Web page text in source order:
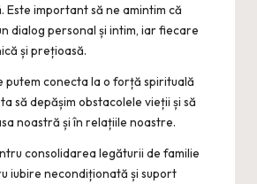
important să ne amintim că
dialog personal și intim, iar fiecare
și prețioasă.
putem conecta la o forță spirituală
să depășim obstacolele vieții și să
noastră și în relațiile noastre.
consolidarea legăturii de familie
iubire necondiționată și suport